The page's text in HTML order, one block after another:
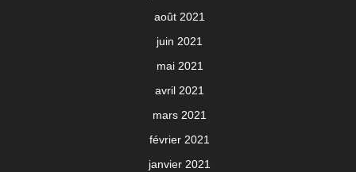
août 2021
juin 2021
mai 2021
avril 2021
mars 2021
février 2021
janvier 2021